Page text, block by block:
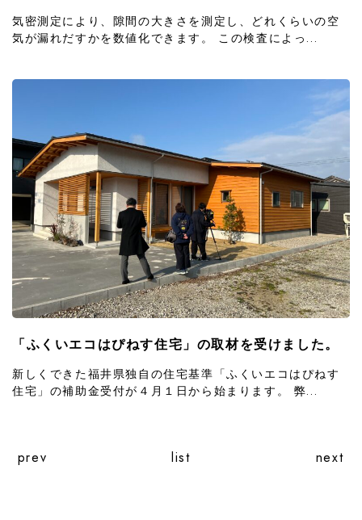
気密測定により、隙間の大きさを測定し、どれくらいの空
気が漏れだすかを数値化できます。 この検査によっ...
「ふくいエコはぴねす住宅」の取材を受けました。
新しくできた福井県独自の住宅基準「ふくいエコはぴねす
住宅」の補助金受付が４月１日から始まります。 弊...
prev list next